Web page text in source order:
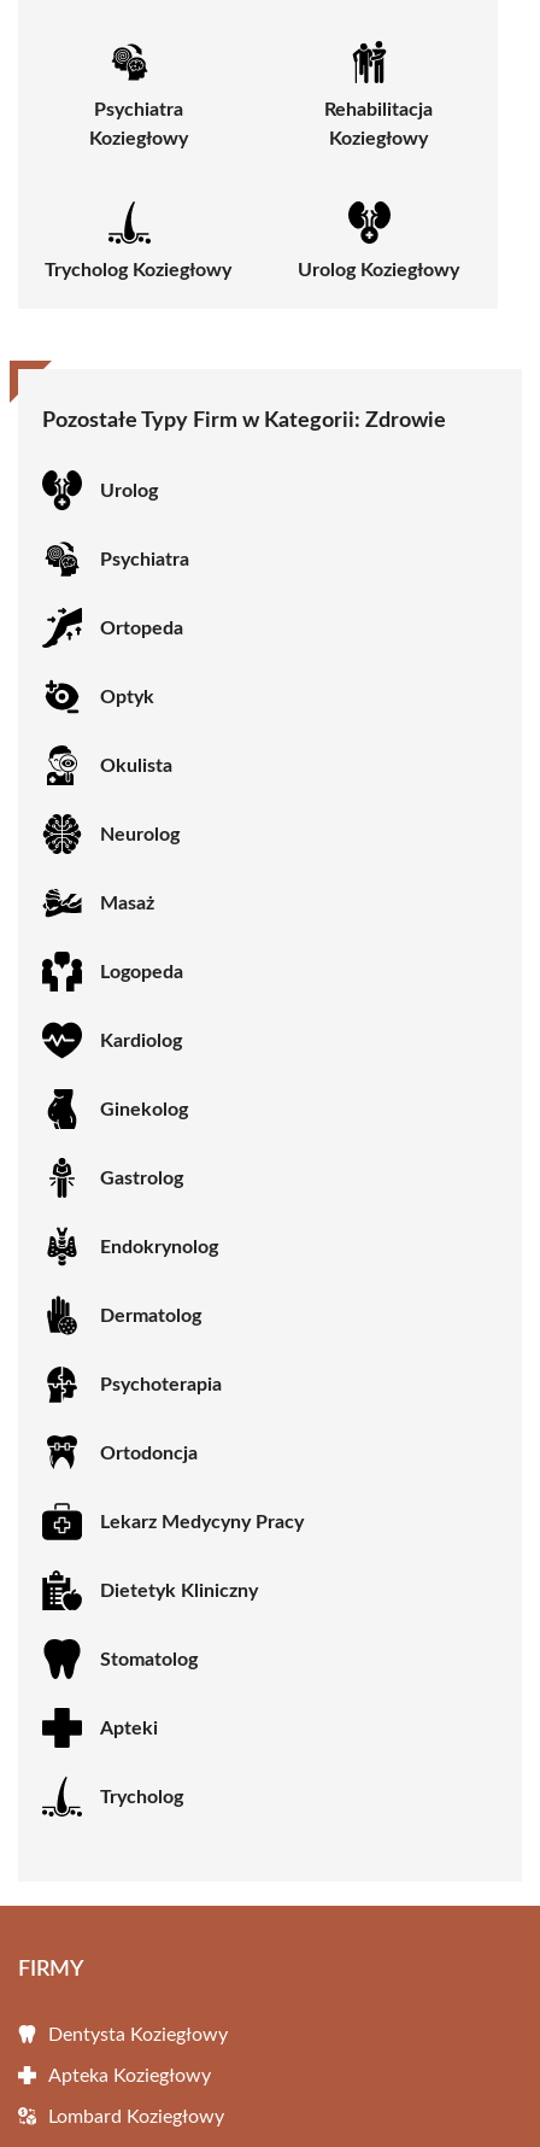
Psychiatra
Koziegłowy
Rehabilitacja
Koziegłowy
Trycholog Koziegłowy Urolog Koziegłowy
Pozostałe Typy Firm w Kategorii: Zdrowie
Urolog
Psychiatra
Ortopeda
Optyk
Okulista
Neurolog
Masaż
Logopeda
Kardiolog
Ginekolog
Gastrolog
Endokrynolog
Dermatolog
Psychoterapia
Ortodoncja
Lekarz Medycyny Pracy
Dietetyk Kliniczny
Stomatolog
Apteki
Trycholog
FIRMY
Dentysta Koziegłowy
Apteka Koziegłowy
Lombard Koziegłowy